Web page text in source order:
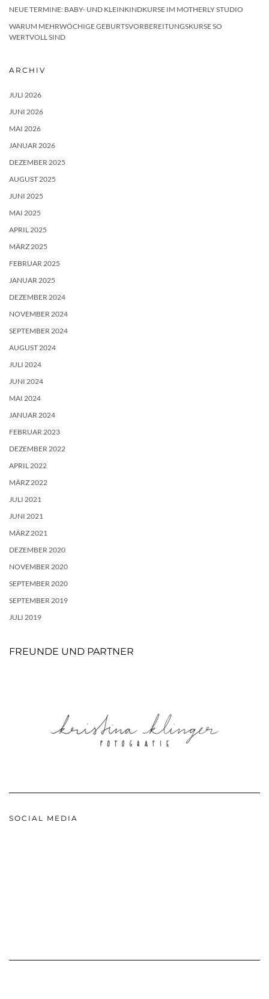
NEUE TERMINE: BABY- UND KLEINKINDKURSE IM MOTHERLY STUDIO
WARUM MEHRWÖCHIGE GEBURTSVORBEREITUNGSKURSE SO
WERTVOLL SIND
ARCHIV
JULI 2026
JUNI 2026
MAI 2026
JANUAR 2026
DEZEMBER 2025
AUGUST 2025
JUNI 2025
MAI 2025
APRIL 2025
MÄRZ 2025
FEBRUAR 2025
JANUAR 2025
DEZEMBER 2024
NOVEMBER 2024
SEPTEMBER 2024
AUGUST 2024
JULI 2024
JUNI 2024
MAI 2024
JANUAR 2024
FEBRUAR 2023
DEZEMBER 2022
APRIL 2022
MÄRZ 2022
JULI 2021
JUNI 2021
MÄRZ 2021
DEZEMBER 2020
NOVEMBER 2020
SEPTEMBER 2020
SEPTEMBER 2019
JULI 2019
FREUNDE UND PARTNER
SOCIAL MEDIA